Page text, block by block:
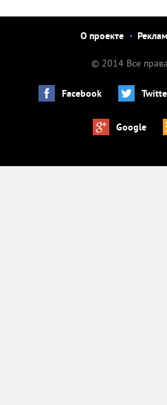
О проекте
© 2014 Все
Facebook
Google